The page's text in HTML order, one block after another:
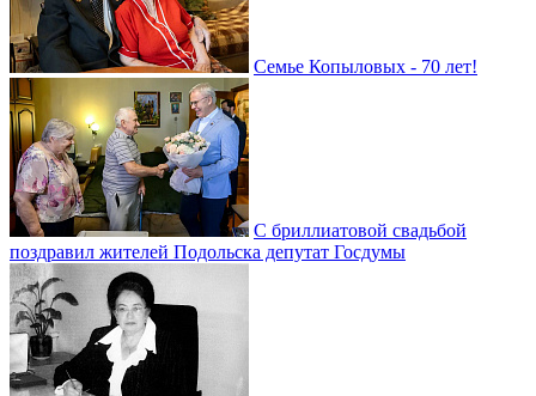
Семье Копыловых - 70 лет!
С бриллиатовой свадьбой
поздравил жителей Подольска депутат Госдумы